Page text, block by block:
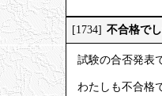
[1734] 不合格で
試験の合否発表
わたしも不合格